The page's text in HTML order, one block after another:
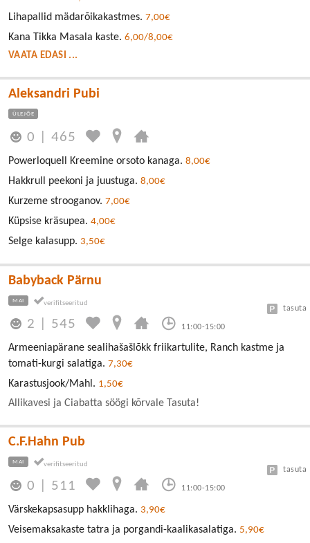
Lihapallid mädarõikakastmes. 7,00€
Kana Tikka Masala kaste. 6,00/8,00€
VAATA EDASI ...
Aleksandri Pubi
ÜLEJÕE
0 |465
Powerloquell Kreemine orsoto kanaga. 8,00€
Hakkrull peekoni ja juustuga. 8,00€
Kurzeme strooganov. 7,00€
Küpsise kräsupea. 4,00€
Selge kalasupp. 3,50€
Babyback Pärnu
MAI
2 545 11:00-15:00
tasuta
Armeeniapärane sealihašašlõkk friikartulite, Ranch kastme ja
tomati-kurgi salatiga. 7,30€
Karastusjook/Mahl. 1,50€
Allikavesi ja Ciabatta söögi kõrvale Tasuta!
C.F.Hahn Pub
MAI
0 511 11:00-15:00
tasuta
Värskekapsasupp hakklihaga. 3,90€
Veisemaksakaste tatra ja porgandi-kaalikasalatiga. 5,90€